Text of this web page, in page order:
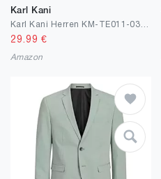
Karl Kani
29.99 €
Amazon